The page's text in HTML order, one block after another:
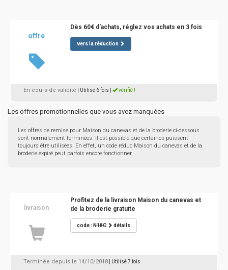
offre
Dès 60€ d'achats, réglez vos achats en 3 fois
vers la réduction
En cours de validité | Utilisé 6 fois vérifié !
Les offres promotionnelles que vous avez manquées
Les offres de remise pour Maison du canevas et de la broderie ci-dessous
sont normalement terminées. Il est possible que certaines puissent
toujours être utilisées. En effet, un code réduc Maison du canevas et de la
broderie expiré peut parfois encore fonctionner.
livraison
Profitez de la livraison Maison du canevas et
de la broderie gratuite
code :N18C détails
Terminée depuis le 14/10/2018 | Utilisé 7 fois